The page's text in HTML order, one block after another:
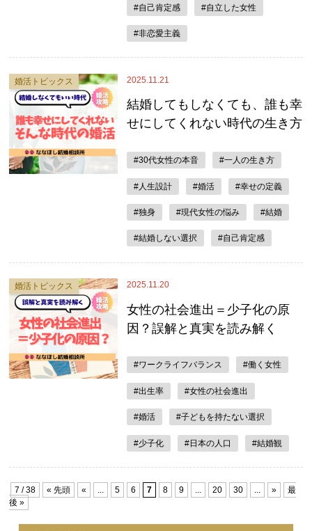
#自己肯定感 #自立した女性
#非恋愛主義
2025.11.21
婚活トピックス
結婚してもしなくても、誰も幸
せにしてくれない時代の生き方
#30代女性の本音 #一人の生き方
#人生設計 #婚活 #幸せの定義
#独身 #現代女性の悩み #結婚
#結婚しない選択 #自己肯定感
2025.11.20
婚活トピックス
女性の社会進出＝少子化の原
因？誤解と真実を読み解く
#ワークライフバランス #働く女性
#出生率 #女性の社会進出
#婚活 #子どもを持たない選択
#少子化 #日本の人口 #結婚観
7 / 38 « 先頭 « 5 6 7 8 9 20 30 »
最
後 »